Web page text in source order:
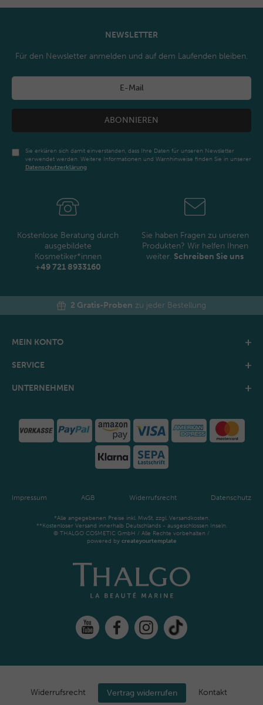
NEWSLETTER
Für den Newsletter anmelden und auf dem Laufenden bleiben.
ABONNIEREN
Sie erklären sich damit einverstanden, dass Ihre Daten für unseren Newsletter
verwendet werden. Weitere Informationen und Warnhinweise finden Sie in unserer
Daten­schutz­erklärung
Kostenlose Beratung durch
ausgebildete
Kosmetiker*innen
+49 721 8933160
Sie haben Fragen zu unseren
Produkten? Wir helfen Ihnen
weiter. Schreiben Sie uns
2 Gratis-Proben zu jeder Bestellung
MEIN KONTO
SERVICE
UNTERNEHMEN
Impressum AGB Widerrufsrecht Datenschutz
*Alle angegebenen Preise inkl. MwSt. zzgl. Versandkosten.
**Kostenloser Versand innerhalb Deutschlands - ausgeschlossen Inseln.
© THALGO COSMETIC GmbH / Alle Rechte vorbehalten /
powered by createyourtemplate
Widerrufs­recht Vertrag widerrufen Kontakt